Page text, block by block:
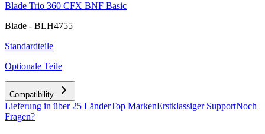
Blade Trio 360 CFX BNF Basic
Blade - BLH4755
Standardteile
Optionale Teile
Compatibility
Lieferung in über 25 LänderTop MarkenErstklassiger SupportNoch
Fragen?